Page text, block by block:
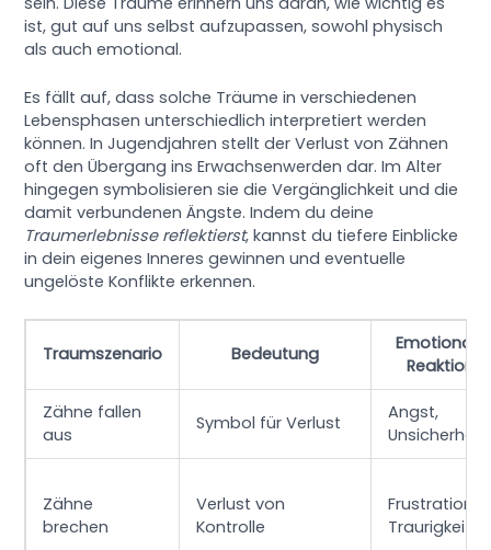
ist, gut auf uns selbst aufzupassen, sowohl physisch
als auch emotional.
Es fällt auf, dass solche Träume in verschiedenen
Lebensphasen unterschiedlich interpretiert werden
können. In Jugendjahren stellt der Verlust von Zähnen
oft den Übergang ins Erwachsenwerden dar. Im Alter
hingegen symbolisieren sie die Vergänglichkeit und die
damit verbundenen Ängste. Indem du deine
Traumerlebnisse reflektierst, kannst du tiefere Einblicke
in dein eigenes Inneres gewinnen und eventuelle
ungelöste Konflikte erkennen.
Traumszenario Bedeutung
Emotionale
Reaktion
Zähne fallen
aus
Symbol für Verlust
Angst,
Unsicherheit
Zähne
brechen
Verlust von
Kontrolle
Frustration,
Traurigkeit